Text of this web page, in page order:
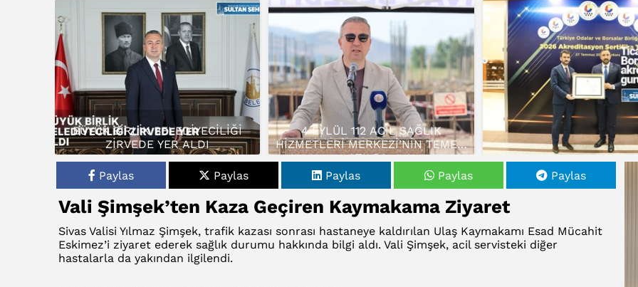
BÜYÜK BİRLİK BELEDİYECİLİĞİ
ZİRVEDE YER ALDI
4 EYLÜL 112 ACİL SAĞLIK
HİZMETLERİ MERKEZİ’NİN TEMELİ
ATILDI…
Paylas
Paylas Paylas Paylas Paylas
Vali Şimşek’ten Kaza Geçiren Kaymakama Ziyaret
Sivas Valisi Yılmaz Şimşek, trafik kazası sonrası hastaneye kaldırılan Ulaş Kaymakamı Esad Mücahit
Eskimez’i ziyaret ederek sağlık durumu hakkında bilgi aldı. Vali Şimşek, acil servisteki diğer
hastalarla da yakından ilgilendi.